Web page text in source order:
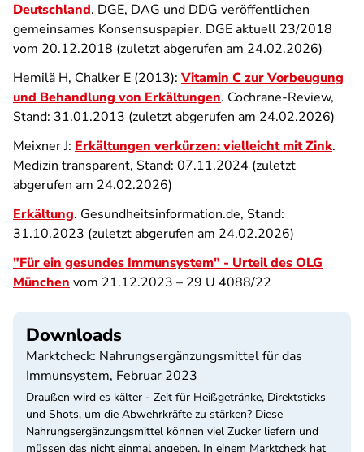
Deutschland. DGE, DAG und DDG veröffentlichen
gemeinsames Konsensuspapier. DGE aktuell 23/2018
vom 20.12.2018 (zuletzt abgerufen am 24.02.2026)
Hemilä H, Chalker E (2013): Vitamin C zur Vorbeugung
und Behandlung von Erkältungen. Cochrane-Review,
Stand: 31.01.2013 (zuletzt abgerufen am 24.02.2026)
Meixner J: Erkältungen verkürzen: vielleicht mit Zink.
Medizin transparent, Stand: 07.11.2024 (zuletzt
abgerufen am 24.02.2026)
Erkältung. Gesundheitsinformation.de, Stand:
31.10.2023 (zuletzt abgerufen am 24.02.2026)
"Für ein gesundes Immunsystem" - Urteil des OLG
München vom 21.12.2023 – 29 U 4088/22
Downloads
Marktcheck: Nahrungsergänzungsmittel für das
Immunsystem, Februar 2023
Draußen wird es kälter - Zeit für Heißgetränke, Direktsticks
und Shots, um die Abwehrkräfte zu stärken? Diese
Nahrungsergänzungsmittel können viel Zucker liefern und
müssen das nicht einmal angeben. In einem Marktcheck hat